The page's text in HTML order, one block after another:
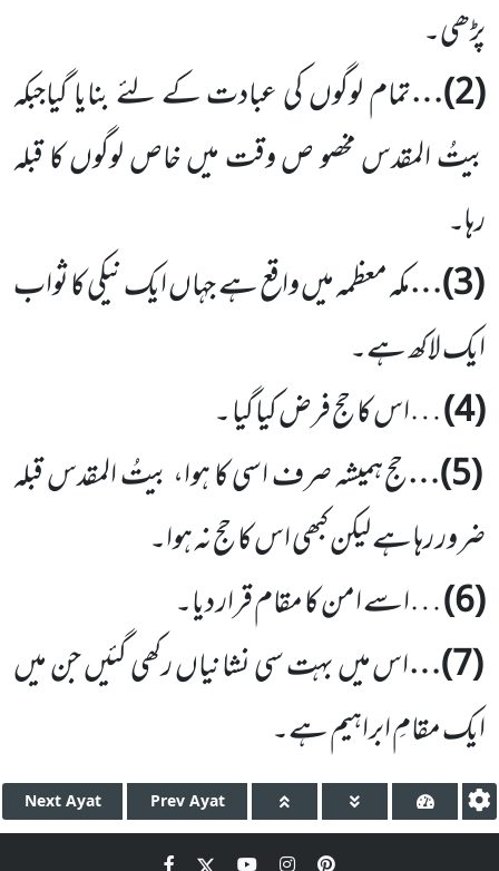
پڑھی۔
(
2
)…تمام لوگوں کی عبادت کے لئے بنایا گیاجبکہ
بیتُ المقدس مخصو ص وقت میں خاص لوگوں کا قبلہ
رہا۔
(
3
)…مکہ معظمہ میں واقع ہے جہاں ایک نیکی کا ثواب
ایک لاکھ ہے۔
(
4
)…اس کا حج فرض کیا گیا ۔
(
5
)…حج ہمیشہ صرف اسی کا ہوا، بیتُ المقدس قبلہ
ضرور رہا ہے لیکن کبھی اس کا حج نہ ہوا۔
(
6
)…اسے امن کا مقام قرار دیا۔
(
7
)…اس میں بہت سی نشانیاں رکھی گئیں جن میں
ایک مقامِ ابراہیم ہے۔
Next Ayat Prev Ayat